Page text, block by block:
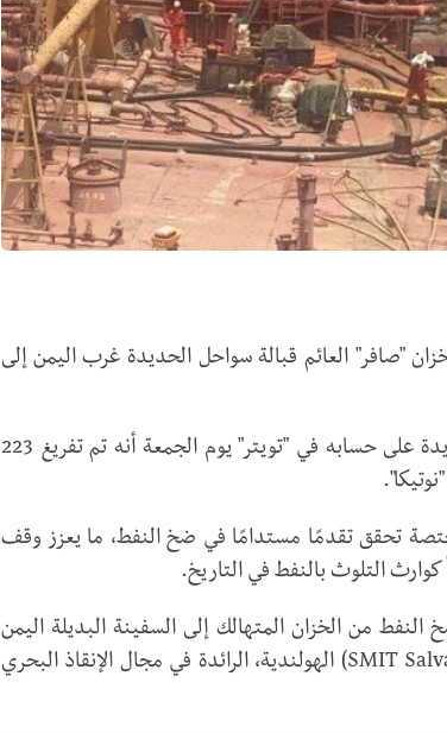
نحو 20% من النفط من خزان "صافر" العائم قبالة سواحل الحديدة غرب اليمن إلى
وأعلن برنامج الأمم المتحدة الإنمائي (UNDP) في تغريدة على حسابه في "تويتر" يوم الجمعة أنه تم تفريغ 223
تحقق تقدمًا مستدامًا في ضخ النفط، ما يعزز وقف
التلوث بالنفط في التاريخ.
من الخزان المتهالك إلى السفينة البديلة اليمن
(المعروفة سابقاً باسم Nautica)، وذلك عبر شركة (SMIT Salvage) الهولندية، الرائدة في مجال الإنقاذ البحري